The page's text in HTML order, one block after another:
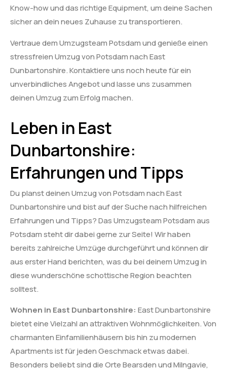
Know-how und das richtige Equipment, um deine Sachen
sicher an dein neues Zuhause zu transportieren.
Vertraue dem Umzugsteam Potsdam und genieße einen
stressfreien Umzug von Potsdam nach East
Dunbartonshire. Kontaktiere uns noch heute für ein
unverbindliches Angebot und lasse uns zusammen
deinen Umzug zum Erfolg machen.
Leben in East
Dunbartonshire:
Erfahrungen und Tipps
Du planst deinen Umzug von Potsdam nach East
Dunbartonshire und bist auf der Suche nach hilfreichen
Erfahrungen und Tipps? Das Umzugsteam Potsdam aus
Potsdam steht dir dabei gerne zur Seite! Wir haben
bereits zahlreiche Umzüge durchgeführt und können dir
aus erster Hand berichten, was du bei deinem Umzug in
diese wunderschöne schottische Region beachten
solltest.
Wohnen in East Dunbartonshire: East Dunbartonshire
bietet eine Vielzahl an attraktiven Wohnmöglichkeiten. Von
charmanten Einfamilienhäusern bis hin zu modernen
Apartments ist für jeden Geschmack etwas dabei.
Besonders beliebt sind die Orte Bearsden und Milngavie,